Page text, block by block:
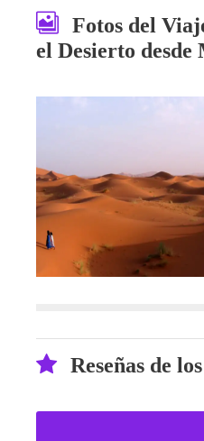
Fotos del
el Desierto
Reseñas de